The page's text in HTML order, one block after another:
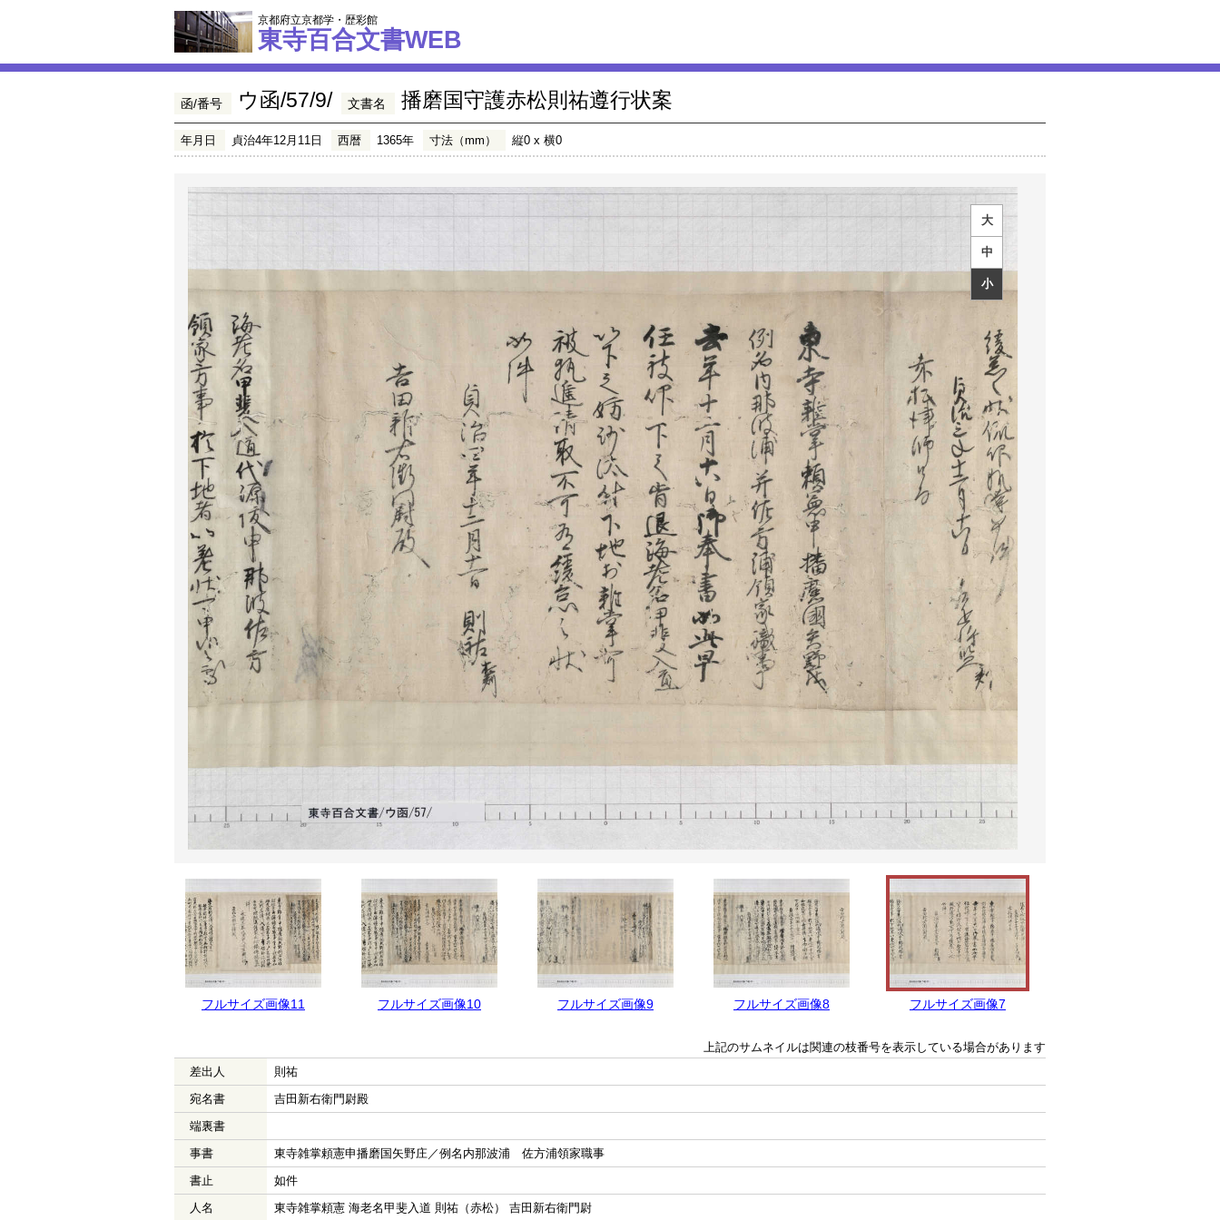
京都府立京都学・歴彩館
東寺百合文書WEB
函/番号 ウ函/57/9/ 文書名 播磨国守護赤松則祐遵行状案
年月日 貞治4年12月11日 西暦 1365年 寸法（mm） 縦0 x 横0
大
中
小
フルサイズ画像11 フルサイズ画像10 フルサイズ画像9 フルサイズ画像8 フルサイズ画像7
上記のサムネイルは関連の枝番号を表示している場合があります
差出人
則祐
宛名書
吉田新右衛門尉殿
端裏書
事書
東寺雑掌頼憲申播磨国矢野庄／例名内那波浦 佐方浦領家職事
書止
如件
人名
東寺雑掌頼憲 海老名甲斐入道 則祐（赤松） 吉田新右衛門尉